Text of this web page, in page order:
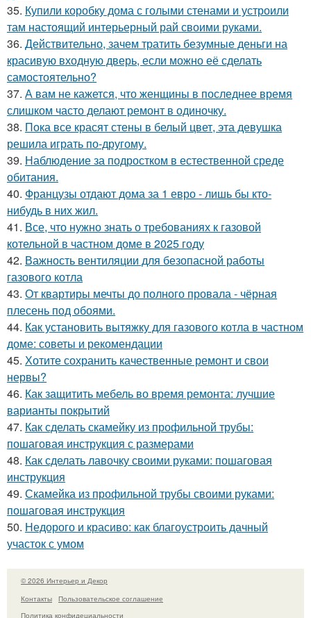
35. Купили коробку дома с голыми стенами и устроили
там настоящий интерьерный рай своими руками.
36. Действительно, зачем тратить безумные деньги на
красивую входную дверь, если можно её сделать
самостоятельно?
37. А вам не кажется, что женщины в последнее время
слишком часто делают ремонт в одиночку.
38. Пока все красят стены в белый цвет, эта девушка
решила играть по-другому.
39. Наблюдение за подростком в естественной среде
обитания.
40. Французы отдают дома за 1 евро - лишь бы кто-
нибудь в них жил.
41. Все, что нужно знать о требованиях к газовой
котельной в частном доме в 2025 году
42. Важность вентиляции для безопасной работы
газового котла
43. От квартиры мечты до полного провала - чёрная
плесень под обоями.
44. Как установить вытяжку для газового котла в частном
доме: советы и рекомендации
45. Хотите сохранить качественные ремонт и свои
нервы?
46. Как защитить мебель во время ремонта: лучшие
варианты покрытий
47. Как сделать скамейку из профильной трубы:
пошаговая инструкция с размерами
48. Как сделать лавочку своими руками: пошаговая
инструкция
49. Скамейка из профильной трубы своими руками:
пошаговая инструкция
50. Недорого и красиво: как благоустроить дачный
участок с умом
© 2026 Интерьер и Декор
Контакты
Пользовательское соглашение
Политика конфидециальности